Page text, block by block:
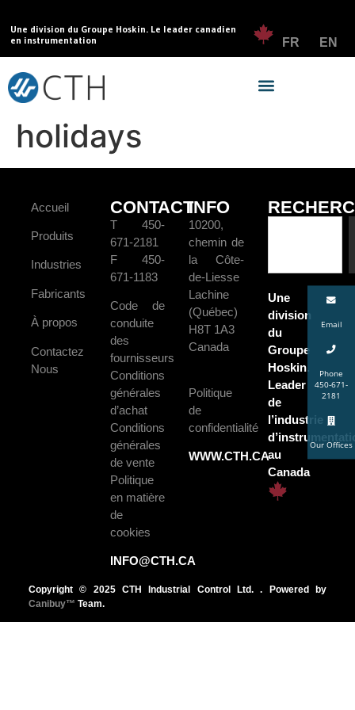
Email
Phone
450-671-
2181
Our Offices
Une division du Groupe Hoskin. Le leader canadien
en instrumentation
FR EN
holidays
Accueil
Produits
Industries
Fabricants
À propos
Contactez
Nous
CONTACT
T 450-
671-2181
F 450-
671-1183
Code de
conduite
des
fournisseurs
Conditions
générales
d’achat
Conditions
générales
de vente
Politique
en matière
de
cookies
INFO@CTH.CA
INFO
10200,
chemin de
la Côte-
de-Liesse
Lachine
(Québec)
H8T 1A3
Canada
Politique
de
confidentialité
WWW.CTH.CA
Une
division
du
Groupe
Hoskin.
Leader
de
l’industrie
au
Canada
Copyright © 2025 CTH Industrial Control Ltd. . Powered by
Canibuy™ Team.